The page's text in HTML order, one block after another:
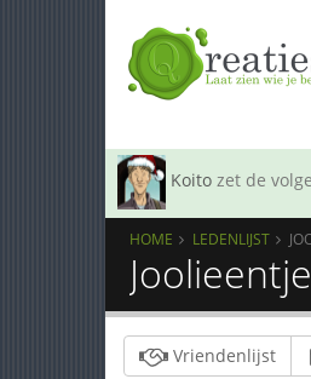
Koito zet de
HOME LEDENLIJST
Joolieentje
Vriendenlijst